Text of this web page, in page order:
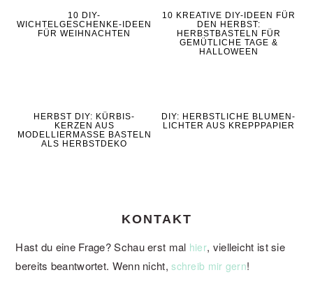
10 DIY-
WICHTELGESCHENKE-IDEEN
FÜR WEIHNACHTEN
10 KREATIVE DIY-IDEEN FÜR
DEN HERBST:
HERBSTBASTELN FÜR
GEMÜTLICHE TAGE &
HALLOWEEN
HERBST DIY: KÜRBIS-
KERZEN AUS
MODELLIERMASSE BASTELN
ALS HERBSTDEKO
DIY: HERBSTLICHE BLUMEN-
LICHTER AUS KREPPPAPIER
KONTAKT
Hast du eine Frage? Schau erst mal hier, vielleicht ist sie
bereits beantwortet. Wenn nicht,schreib mir gern!